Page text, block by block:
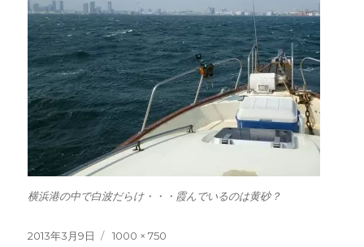
横浜港の中で白波だらけ・・・霞んでいるのは黄砂？
投
2013年3月9日
フ
1000 × 750